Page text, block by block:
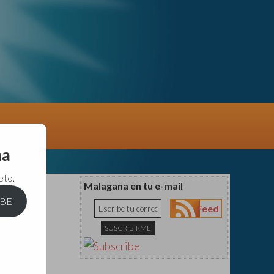
Malagana en tu e-mail
Feed